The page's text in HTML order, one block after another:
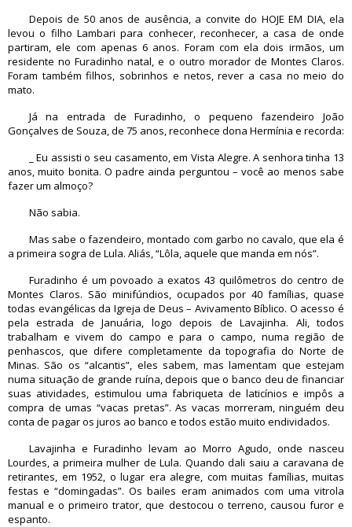
Depois de 50 anos de ausência, a convite do HOJE EM DIA, ela
levou o filho Lambari para conhecer, reconhecer, a casa de onde
partiram, ele com apenas 6 anos. Foram com ela dois irmãos, um
residente no Furadinho natal, e o outro morador de Montes Claros.
Foram também filhos, sobrinhos e netos, rever a casa no meio do
mato.
Já na entrada de Furadinho, o pequeno fazendeiro João
Gonçalves de Souza, de 75 anos, reconhece dona Hermínia e recorda:
_ Eu assisti o seu casamento, em Vista Alegre. A senhora tinha 13
anos, muito bonita. O padre ainda perguntou – você ao menos sabe
fazer um almoço?
Não sabia.
Mas sabe o fazendeiro, montado com garbo no cavalo, que ela é
a primeira sogra de Lula. Aliás, “Lôla, aquele que manda em nós”.
Furadinho é um povoado a exatos 43 quilômetros do centro de
Montes Claros. São minifúndios, ocupados por 40 famílias, quase
todas evangélicas da Igreja de Deus – Avivamento Bíblico. O acesso é
pela estrada de Januária, logo depois de Lavajinha. Ali, todos
trabalham e vivem do campo e para o campo, numa região de
penhascos, que difere completamente da topografia do Norte de
Minas. São os “alcantis”, eles sabem, mas lamentam que estejam
numa situação de grande ruína, depois que o banco deu de financiar
suas atividades, estimulou uma fabriqueta de laticínios e impôs a
compra de umas “vacas pretas”. As vacas morreram, ninguém deu
conta de pagar os juros ao banco e todos estão muito endividados.
Lavajinha e Furadinho levam ao Morro Agudo, onde nasceu
Lourdes, a primeira mulher de Lula. Quando dali saiu a caravana de
retirantes, em 1952, o lugar era alegre, com muitas famílias, muitas
festas e “domingadas”. Os bailes eram animados com uma vitrola
manual e o primeiro trator, que destocou o terreno, causou furor e
espanto.